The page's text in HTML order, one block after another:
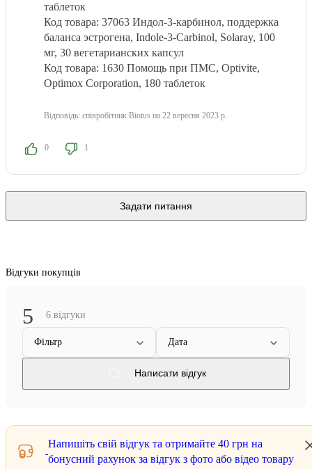
таблеток
Код товара: 37063 Индол-3-карбинол, поддержка
баланса эстрогена, Indole-3-Carbinol, Solaray, 100
мг, 30 вегетарианских капсул
Код товара: 1630 Помощь при ПМС, Optivite,
Optimox Corporation, 180 таблеток
Відповідь: співробітник Biotus на 22 вересня 2023 р.
0 1
Задати питання
Відгуки покупців
5 6 відгуки
Фільтр Дата
Написати відгук
Напишіть свій відгук та отримайте 40 грн на
бонусний рахунок за відгук з фото або відео товару